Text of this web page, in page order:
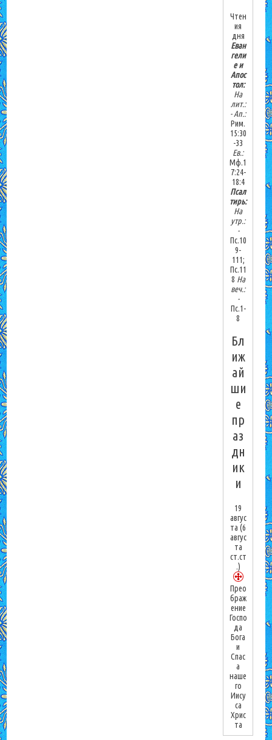
Чтен
ия
дня
Еван
гели
е и
Апос
тол:
На
лит.:
-Ап.:
Рим.
15:30
-33
Ев.:
Мф.1
7:24-
18:4
Псал
тирь:
На
утр.:
-
Пс.10
9-
111;
Пс.11
8 На
веч.:
-
Пс.1-
8
Бл
иж
ай
ши
е
пр
аз
дн
ик
и
19
авгус
та(6
авгус
та
ст.ст
.)
Прео
браж
ение
Госпо
да
Бога
и
Спас
а
наше
го
Иису
са
Хрис
та